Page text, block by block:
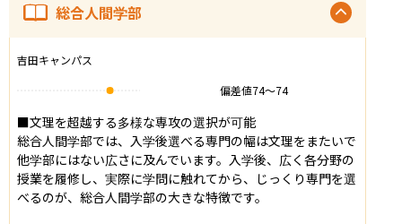
総合人間学部
吉田キャンパス
偏差値74〜74
■文理を超越する多様な専攻の選択が可能
総合人間学部では、入学後選べる専門の幅は文理をまたいで
他学部にはない広さに及んでいます。入学後、広く各分野の
授業を履修し、実際に学問に触れてから、じっくり専門を選
べるのが、総合人間学部の大きな特徴です。